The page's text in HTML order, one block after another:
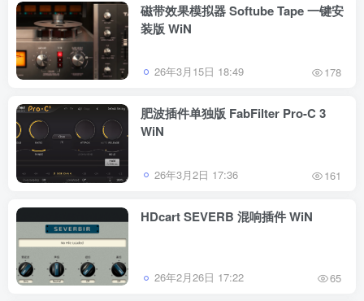
磁带效果模拟器 Softube Tape 一键安
装版 WiN
26年3月15日 18:49 178
肥波插件单独版 FabFilter Pro-C 3
WiN
26年3月2日 17:36 161
HDcart SEVERB 混响插件 WiN
26年2月26日 17:22 65